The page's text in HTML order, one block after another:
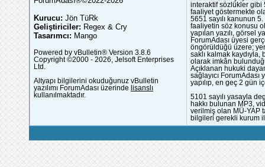
Kurucu: Jön TüRk
Geliştiriciler: Regex & Cry
Tasarımcı: Mango
Powered by vBulletin® Version 3.8.6
Copyright ©2000 - 2026, Jelsoft Enterprises
Ltd.
Altyapı bilgilerini okuduğunuz vBulletin
yazılımı ForumAdası üzerinde lisanslı
kullanılmaktadır.
interaktif sözlükler gibi
faaliyet göstermekte
5651 sayılı kanunun
faaliyetin söz konusu
yapılan yazılı, görsel
ForumAdası üyesi
öngörüldüğü üzere;
saklı kalmak
olarak imkân
Açıklanan hukuki
sağlayıcı
yapılıp, en geç 2 gün
5101 sayılı yasayla
hakkı bulunan MP3,
verilmiş olan MÜ-YAP
bilgileri gerekli kurum